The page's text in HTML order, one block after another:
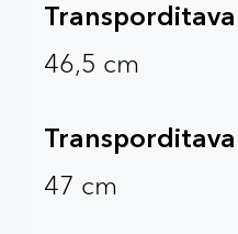
46,5 cm
47 cm